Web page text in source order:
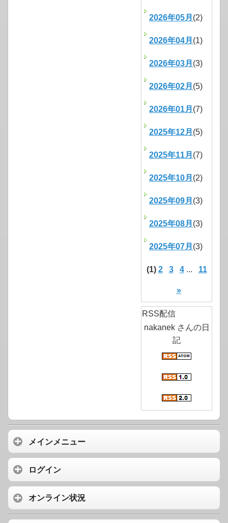
2026年05月 (2)
2026年04月 (1)
2026年03月 (3)
2026年02月 (5)
2026年01月 (7)
2025年12月 (5)
2025年11月 (7)
2025年10月 (2)
2025年09月 (3)
2025年08月 (3)
2025年07月 (3)
(1) 2 3 4... 11
»
RSS配信
nakanek さんの日
記
メインメニュー
ログイン
オンライン状況